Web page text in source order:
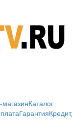
Каталог
ГарантияКредит